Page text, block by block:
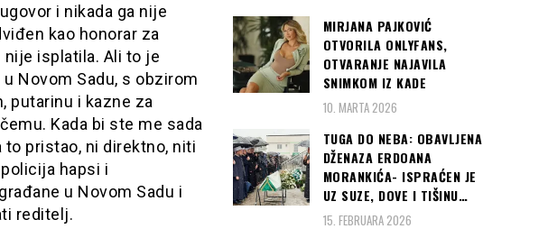
i nikada ga nije
kao honorar za
nije isplatila. Ali to je
Novom Sadu, s obzirom
putarinu i kazne za
Kada bi ste me sada
pristao, ni direktno, niti
hapsi i
u Novom Sadu i
reditelj.
MIRJANA PAJKOVIĆ
OTVORILA ONLYFANS,
OTVARANJE NAJAVILA
SNIMKOM IZ KADE
10. MARTA 2026
TUGA DO NEBA: OBAVLJENA
DŽENAZA ERDOANA
MORANKIĆA- ISPRAĆEN JE
UZ SUZE, DOVE I TIŠINU…
15. FEBRUARA 2026